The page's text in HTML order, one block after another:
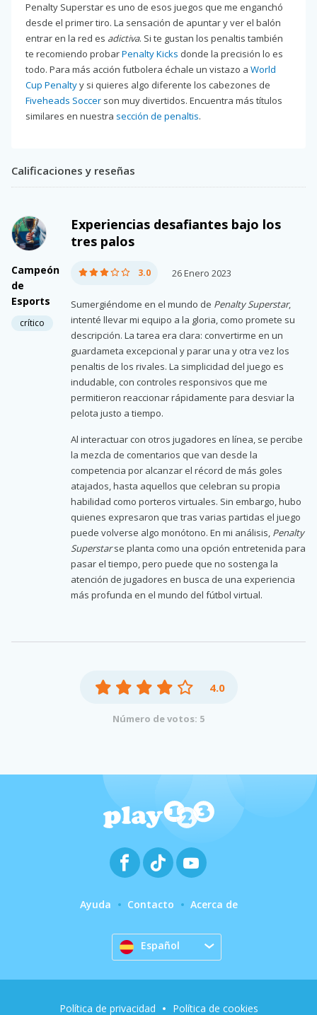
Penalty Superstar es uno de esos juegos que me enganchó
desde el primer tiro. La sensación de apuntar y ver el balón
entrar en la red es adictiva. Si te gustan los penaltis también
te recomiendo probarPenalty Kicks donde la precisión lo es
todo. Para más acción futbolera échale un vistazo a World
Cup Penaltyy si quieres algo diferente los cabezones de
Fiveheads Soccer son muy divertidos. Encuentra más títulos
similares en nuestra sección de penaltis.
Calificaciones y reseñas
Campeón
de
Esports
crítico
Experiencias desafiantes bajo los
tres palos
3.0 26 Enero 2023
Sumergiéndome en el mundo de Penalty Superstar,
intenté llevar mi equipo a la gloria, como promete su
descripción. La tarea era clara: convertirme en un
guardameta excepcional y parar una y otra vez los
penaltis de los rivales. La simplicidad del juego es
indudable, con controles responsivos que me
permitieron reaccionar rápidamente para desviar la
pelota justo a tiempo.
Al interactuar con otros jugadores en línea, se percibe
la mezcla de comentarios que van desde la
competencia por alcanzar el récord de más goles
atajados, hasta aquellos que celebran su propia
habilidad como porteros virtuales. Sin embargo, hubo
quienes expresaron que tras varias partidas el juego
puede volverse algo monótono. En mi análisis, Penalty
Superstarse planta como una opción entretenida para
pasar el tiempo, pero puede que no sostenga la
atención de jugadores en busca de una experiencia
más profunda en el mundo del fútbol virtual.
4.0
Número de votos: 5
Ayuda Contacto Acerca de
Español
Política de privacidad Política de cookies